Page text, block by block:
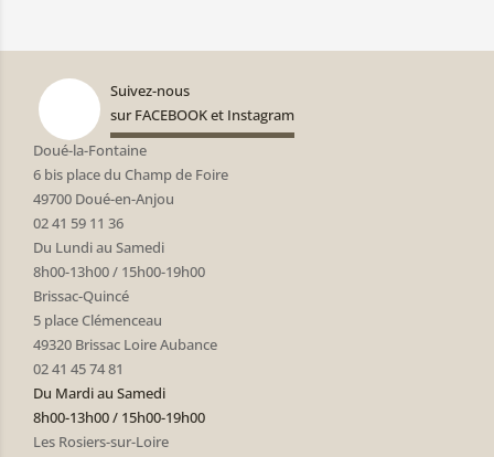
Suivez-nous
sur FACEBOOK et Instagram
Doué-la-Fontaine
6 bis place du Champ de Foire
49700 Doué-en-Anjou
02 41 59 11 36
Du Lundi au Samedi
8h00-13h00 / 15h00-19h00
Brissac-Quincé
5 place Clémenceau
49320 Brissac Loire Aubance
02 41 45 74 81
Du Mardi au Samedi
8h00-13h00 / 15h00-19h00
Les Rosiers-sur-Loire